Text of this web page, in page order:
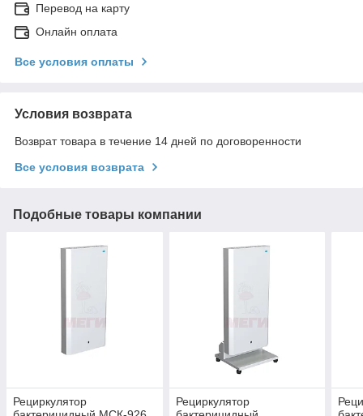
Перевод на карту
Онлайн оплата
Все условия оплаты
Условия возврата
Возврат товара в течение 14 дней по договоренности
Все условия возврата
Подобные товары компании
Рециркулятор
Рециркулятор